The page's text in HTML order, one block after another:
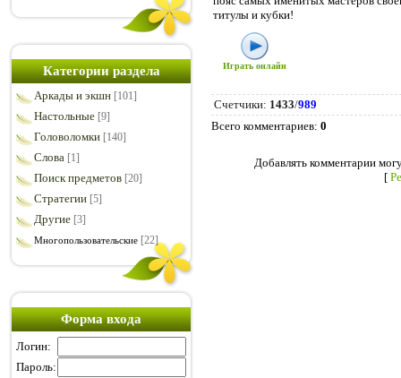
Категории раздела
Аркады и экшн [101]
Настольные [9]
Головоломки [140]
Слова [1]
Поиск предметов [20]
Стратегии [5]
Другие [3]
Многопользовательские [22]
Форма входа
Логин:
Пароль:
титулы и кубки!
Играть онлайн
Счетчики: 1433/989
Всего комментариев: 0
Добавлять комментарии
[